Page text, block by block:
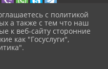
данных
с политикой
а также с тем что наш
к веб-сайту сторонние
как "Госуслуги",